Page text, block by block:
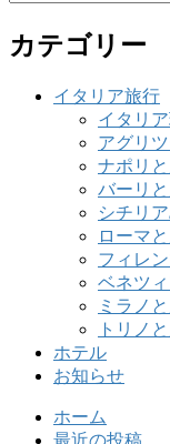
カテゴリー
イタリア旅行
イタリ
アグリ
ナポリ
バーリ
シチリ
ローマ
フィレ
ベネツ
ミラノ
トリノ
ホテル
お知らせ
ホーム
最近の投稿